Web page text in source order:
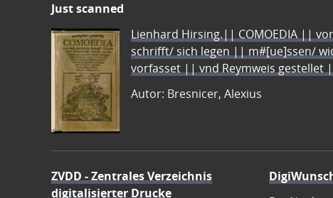
Just scanned
Lienhard Hirsing.|| COMOEDIA ||
schrifft/ sich legen || m#[ue]ssen/
vorfasset || vnd Reymweis
Autor: Bresnicer, Alexius
ZVDD - Zentrales Verzeichnis
digitalisierter Drucke